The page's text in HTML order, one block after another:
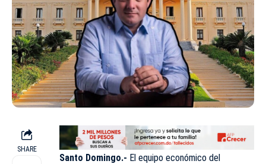
SHARE
Santo Domingo.- El equipo económico del